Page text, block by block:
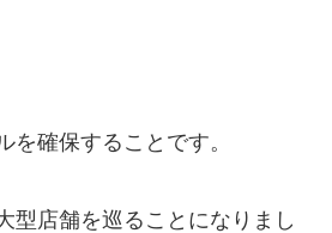
確保することです。
型店舗を巡ることになりまし